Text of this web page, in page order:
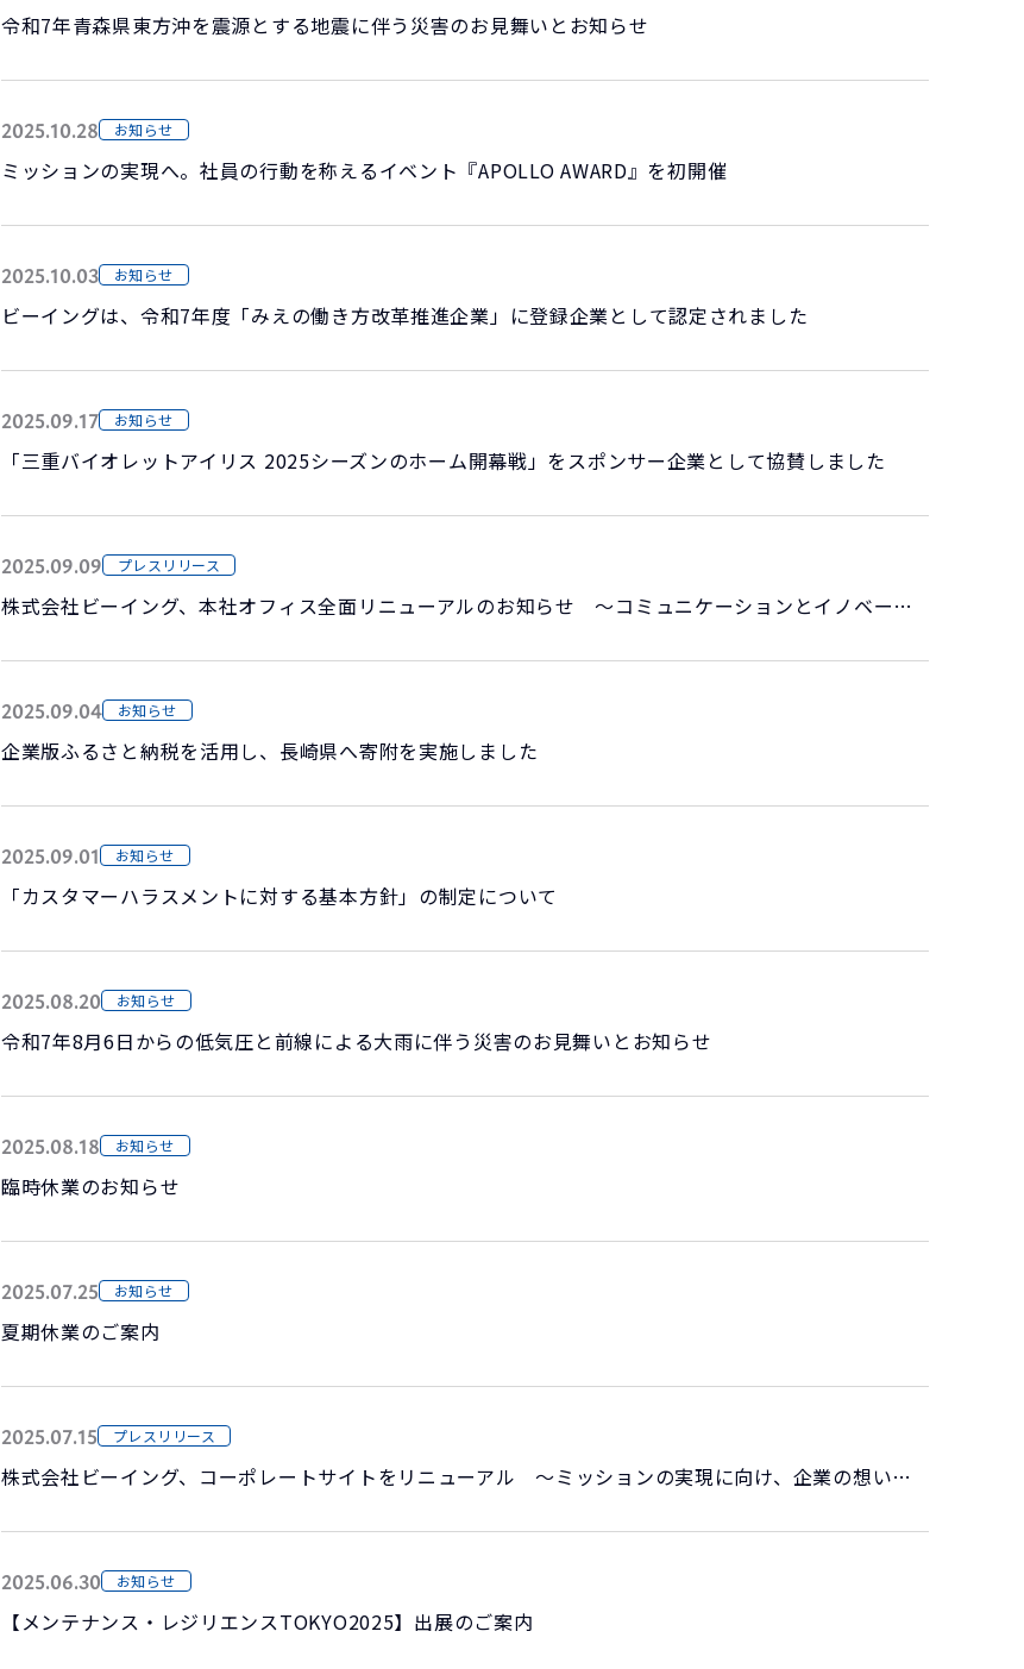
令和7年青森県東方沖を震源とする地震に伴う災害のお見舞いとお知らせ
2025.10.28 お知らせ
ミッションの実現へ。社員の行動を称えるイベント『APOLLO AWARD』を初開催
2025.10.03 お知らせ
ビーイングは、令和7年度「みえの働き方改革推進企業」に登録企業として認定されました
2025.09.17 お知らせ
「三重バイオレットアイリス 2025シーズンのホーム開幕戦」をスポンサー企業として協賛しました
2025.09.09 プレスリリース
株式会社ビーイング、本社オフィス全面リニューアルのお知らせ ～コミュニケーションとイノベーションを促進する、新しいワークプレスへ～
2025.09.04 お知らせ
企業版ふるさと納税を活用し、長崎県へ寄附を実施しました
2025.09.01 お知らせ
「カスタマーハラスメントに対する基本方針」の制定について
2025.08.20 お知らせ
令和7年8月6日からの低気圧と前線による大雨に伴う災害のお見舞いとお知らせ
2025.08.18 お知らせ
臨時休業のお知らせ
2025.07.25 お知らせ
夏期休業のご案内
2025.07.15 プレスリリース
株式会社ビーイング、コーポレートサイトをリニューアル ～ミッションの実現に向け、企業の想いと挑戦を発信～
2025.06.30 お知らせ
【メンテナンス・レジリエンスTOKYO2025】出展のご案内